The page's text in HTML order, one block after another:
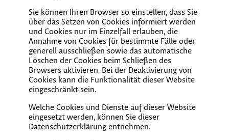
Sie können Ihren Browser so einstellen, dass Sie
über das Setzen von Cookies informiert werden
und Cookies nur im Einzelfall erlauben, die
Annahme von Cookies für bestimmte Fälle oder
generell ausschließen sowie das automatische
Löschen der Cookies beim Schließen des
Browsers aktivieren. Bei der Deaktivierung von
Cookies kann die Funktionalität dieser Website
eingeschränkt sein.
Welche Cookies und Dienste auf dieser Website
eingesetzt werden, können Sie dieser
Datenschutzerklärung entnehmen.